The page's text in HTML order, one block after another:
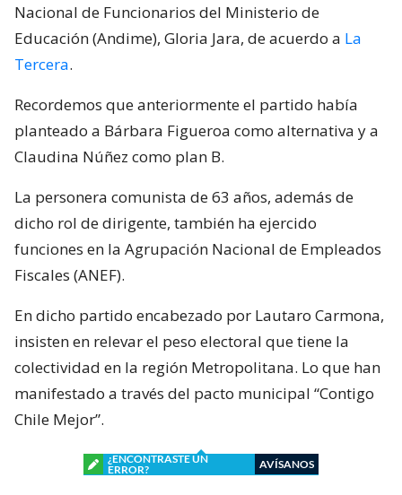
Nacional de Funcionarios del Ministerio de
Educación (Andime), Gloria Jara, de acuerdo a La
Tercera.
Recordemos que anteriormente el partido había
planteado a Bárbara Figueroa como alternativa y a
Claudina Núñez como plan B.
La personera comunista de 63 años, además de
dicho rol de dirigente, también ha ejercido
funciones en la Agrupación Nacional de Empleados
Fiscales (ANEF).
En dicho partido encabezado por Lautaro Carmona,
insisten en relevar el peso electoral que tiene la
colectividad en la región Metropolitana. Lo que han
manifestado a través del pacto municipal “Contigo
Chile Mejor”.
¿ENCONTRASTE UN
ERROR?
AVÍSANOS